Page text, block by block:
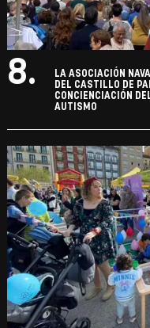
8.
LA ASOCIACIÓN
DEL CASTILLO DE
CONCIENCIACIÓN
AUTISMO